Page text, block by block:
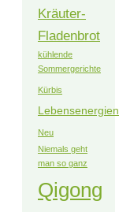
Kräuter-
Fladenbrot
kühlende
Sommergerichte
Kürbis
Lebensenergien
Neu
Niemals geht
man so ganz
Qigong